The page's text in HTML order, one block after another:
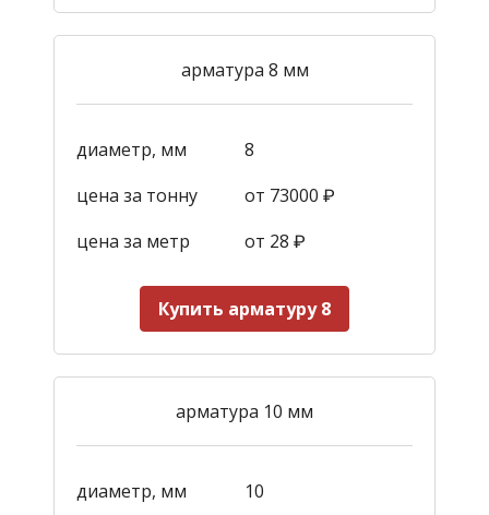
арматура 8 мм
диаметр, мм
8
цена за тонну
от 73000 ₽
цена за метр
от 28 ₽
Купить арматуру 8
арматура 10 мм
диаметр, мм
10